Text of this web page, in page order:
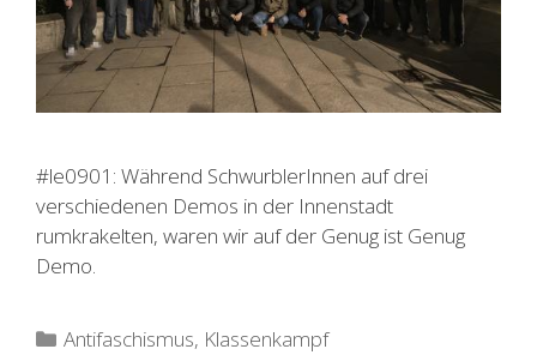
#le0901: Während SchwurblerInnen auf drei
verschiedenen Demos in der Innenstadt
rumkrakelten, waren wir auf der Genug ist Genug
Demo.
Kategorien
Antifaschismus, Klassenkampf